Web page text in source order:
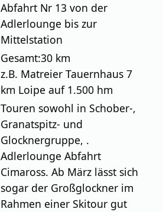
Abfahrt Nr 13 von der
Adlerlounge bis zur
Mittelstation
Gesamt:30 km
z.B. Matreier Tauernhaus 7
km Loipe auf 1.500 hm
Touren sowohl in Schober-,
Granatspitz- und
Glocknergruppe, .
Adlerlounge Abfahrt
Cimaross. Ab März lässt sich
sogar der Großglockner im
Rahmen einer Skitour gut